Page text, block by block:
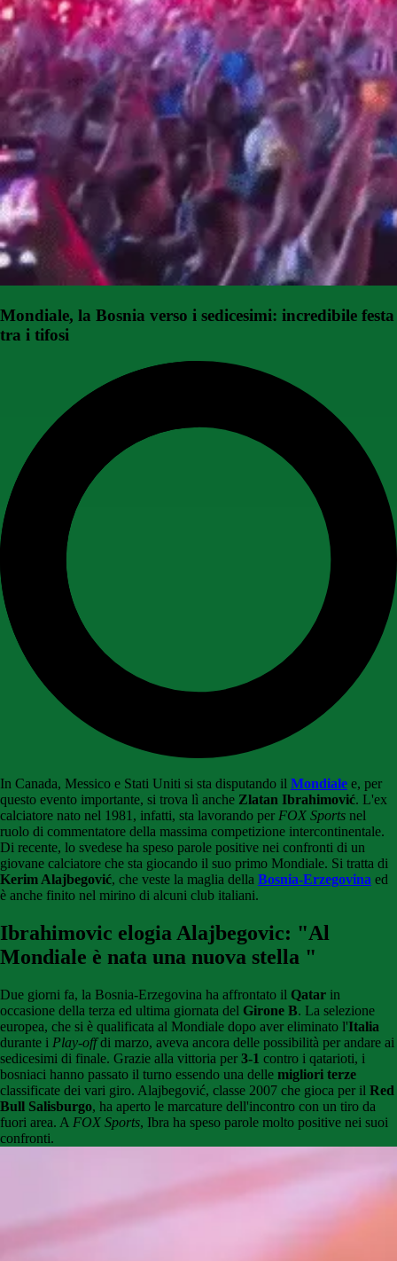
Mondiale, la Bosnia verso i sedicesimi: incredibile festa
tra i tifosi
In Canada, Messico e Stati Uniti si sta disputando il Mondiale e, per
questo evento importante, si trova lì anche Zlatan Ibrahimović. L'ex
calciatore nato nel 1981, infatti, sta lavorando per FOX Sports nel
ruolo di commentatore della massima competizione intercontinentale.
Di recente, lo svedese ha speso parole positive nei confronti di un
giovane calciatore che sta giocando il suo primo Mondiale. Si tratta di
Kerim Alajbegović, che veste la maglia della Bosnia-Erzegovina ed
è anche finito nel mirino di alcuni club italiani.
Ibrahimovic elogia Alajbegovic: "Al
Mondiale è nata una nuova stella "
Due giorni fa, la Bosnia-Erzegovina ha affrontato il Qatar in
occasione della terza ed ultima giornata del Girone B. La selezione
europea, che si è qualificata al Mondiale dopo aver eliminato l'Italia
durante i Play-offdi marzo, aveva ancora delle possibilità per andare ai
sedicesimi di finale. Grazie alla vittoria per 3-1 contro i qatarioti, i
bosniaci hanno passato il turno essendo una delle migliori terze
classificate dei vari giro. Alajbegović, classe 2007 che gioca per il Red
Bull Salisburgo, ha aperto le marcature dell'incontro con un tiro da
fuori area. A FOX Sports, Ibra ha speso parole molto positive nei suoi
confronti.